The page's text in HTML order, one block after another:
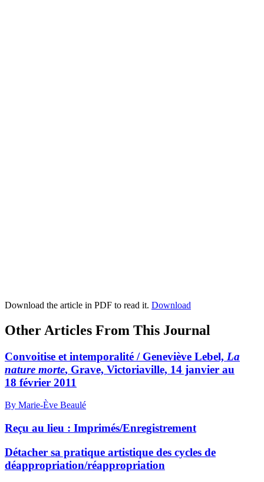
Download the article in PDF to read it. Download
Other Articles From This Journal
Convoitise et intemporalité / Geneviève Lebel, La
nature morte, Grave, Victoriaville, 14 janvier au
18 février 2011
By Marie-Ève Beaulé
Reçu au lieu : Imprimés/Enregistrement
Détacher sa pratique artistique des cycles de
déappropriation/réappropriation